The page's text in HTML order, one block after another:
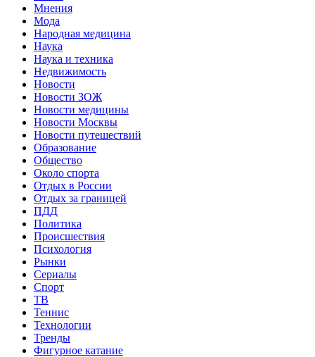
Мнения
Мода
Народная медицина
Наука
Наука и техника
Недвижимость
Новости
Новости ЗОЖ
Новости медицины
Новости Москвы
Новости путешествий
Образование
Общество
Около спорта
Отдых в России
Отдых за границей
ПДД
Политика
Происшествия
Психология
Рынки
Сериалы
Спорт
ТВ
Теннис
Технологии
Тренды
Фигурное катание